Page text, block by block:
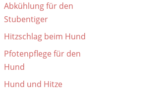
Abkühlung für den
Stubentiger
Hitzschlag beim Hund
Pfotenpflege für den
Hund
Hund und Hitze